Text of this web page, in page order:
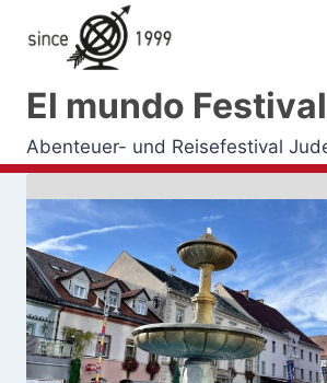
Inhalt
springen
El mundo Festival
Abenteuer- und Reisefestival